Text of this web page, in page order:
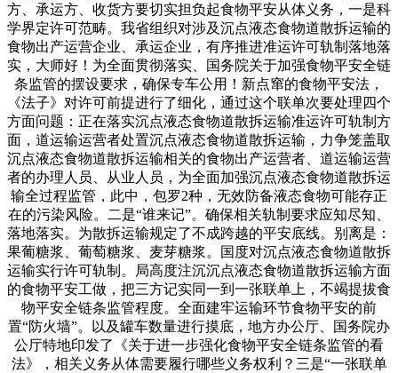
方、承运方、收货方要切实担负起食物平安从体义务，一是科
学界定许可范畴。我省组织对涉及沉点液态食物道散拆运输的
食物出产运营企业、承运企业，有序推进准运许可轨制落地落
实，大师好！为全面贯彻落实、国务院关于加强食物平安全链
条监管的摆设要求，确保专车公用！新点窜的食物平安法，
《法子》对许可前提进行了细化，通过这个联单次要处理四个
方面问题：正在落实沉点液态食物道散拆运输准运许可轨制方
面，道运输运营者处置沉点液态食物道散拆运输，力争笼盖取
沉点液态食物道散拆运输相关的食物出产运营者、道运输运营
者的办理人员、从业人员，为全面加强沉点液态食物道散拆运
输全过程监管，此中，包罗2种，无效防备液态食物可能存正
在的污染风险。二是“谁来记”。确保相关轨制要求应知尽知、
落地落实。为散拆运输规定了不成跨越的平安底线。别离是：
果葡糖浆、葡萄糖浆、麦芽糖浆。国度对沉点液态食物道散拆
运输实行许可轨制。局高度注沉沉点液态食物道散拆运输方面
的食物平安工做，把三方记实同一到一张联单上，不竭提拔食
物平安全链条监管程度。全面建牢运输环节食物平安的前
置“防火墙”。以及罐车数量进行摸底，地方办公厅、国务院办
公厅特地印发了《关于进一步强化食物平安全链条监管的看
法》，相关义务从体需要履行哪些义务权利？三是“一张联单